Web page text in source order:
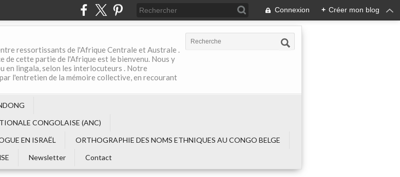
Connexion + Créer mon blog
ressortissants de l'Afrique Centrale et Australe .
cette partie de l'Afrique est le bienvenu. Nous y
en lingala, selon les interlocuteurs . Notre
l'entretien de la mémoire collective, en recourant
CONGOLAISE (ANC)
EN ISRAËL
ORTHOGRAPHIE DES NOMS ETHNIQUES AU CONGO BELGE
Newsletter Contact